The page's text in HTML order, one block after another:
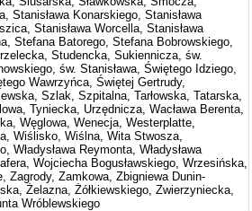
Stanisława Konarskiego, Stanisława
Stanisława Worcella, Stanisława
Stefana Batorego, Stefana Bobrowskiego,
Studencka, Sukiennicza, św.
św. Stanisława, Świętego Idziego,
Wawrzyńca, Świętej Gertrudy,
Szlak, Szpitalna, Tarłowska, Tatarska,
Tyniecka, Urzędnicza, Wacława Berenta,
Węglowa, Wenecja, Westerplatte,
Wiślisko, Wiślna, Wita Stwosza,
Władysława Reymonta, Władysława
Wojciecha Bogusławskiego, Wrzesińska,
Zagrody, Zamkowa, Zbigniewa Dunin-
Żelazna, Żółkiewskiego, Zwierzyniecka,
Wróblewskiego